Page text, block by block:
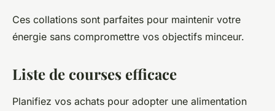
Ces collations sont parfaites pour maintenir votre
énergie sans compromettre vos objectifs minceur.
Liste de courses efficace
Planifiez vos achats pour adopter une alimentation